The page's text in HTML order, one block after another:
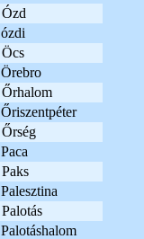
Ózd
ózdi
Öcs
Örebro
Őrhalom
Őriszentpéter
Őrség
Paca
Paks
Palesztina
Palotás
Palotáshalom